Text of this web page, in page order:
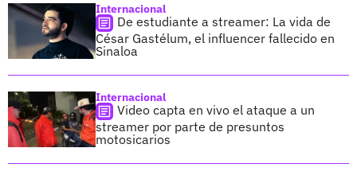
Internacional
De estudiante a streamer: La vida de
César Gastélum, el influencer fallecido en
Sinaloa
Internacional
Video capta en vivo el ataque a un
streamer por parte de presuntos
motosicarios